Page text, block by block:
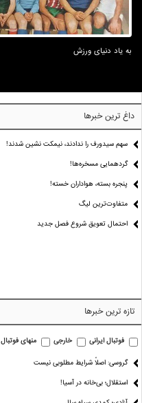
به یاد دنیای ورزش
داغ ترین خبرها
سهم سیدورف را ندادند، نیمکت نشین شدند!
گردهمایی مسخره‌ها!
پنجره بسته، هواداران خسته!
متفاوت‌ترین لیگ
احتمال تعویق شروع فصل جدید
تازه ترین خبرها
فوتبال ایرانی خارجی منهای فوتبال
گروسی: اصلاً شرایط مطلوبی نیست
استقلال؛ بی‌خانه در آسیا!